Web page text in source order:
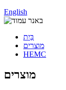
English
בַּיִת
מוצרים
HEMC
מוצרים